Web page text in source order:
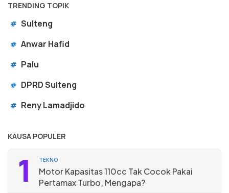
TRENDING TOPIK
# Sulteng
# Anwar Hafid
# Palu
# DPRD Sulteng
# Reny Lamadjido
KAUSA POPULER
1 TEKNO
Motor Kapasitas 110cc Tak Cocok Pakai
Pertamax Turbo, Mengapa?